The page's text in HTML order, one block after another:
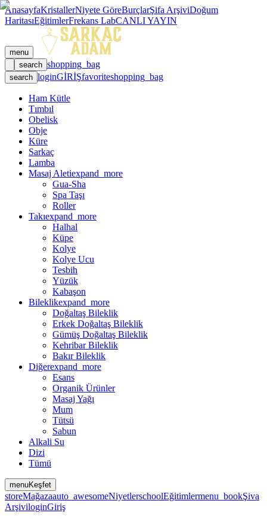
AnasayfaKristallerNiyete GöreBurçlarŞifa ArşiviDoğum
HaritasıEğitimlerFrekans LabCANLI YAYIN
menu
search shopping_bag
search loginGİRİŞfavoriteshopping_bag
Ham Kütle
Tımbıl
Obelisk
Obje
Küre
Sarkaç
Lamba
Masaj Aletiexpand_more
Gua-Sha
Spa Taşı
Roller
Takıexpand_more
Halhal
Küpe
Kolye
Kolye Ucu
Tesbih
Yüzük
Kabaşon
Bileklikexpand_more
Doğaltaş Bileklik
Erkek Doğaltaş Bileklik
Gümüş Doğaltaş Bileklik
Kehribar Bileklik
Bakır Bileklik
Diğerexpand_more
Esans
Organik Ürünler
Masaj Yağı
Mum
Tütsü
Sabun
Alkali Su
Dizi
Tümü
menuKeşfet
storeMağazaauto_awesomeNiyetlerschoolEğitimlermenu_bookŞiva
ArşiviloginGiriş